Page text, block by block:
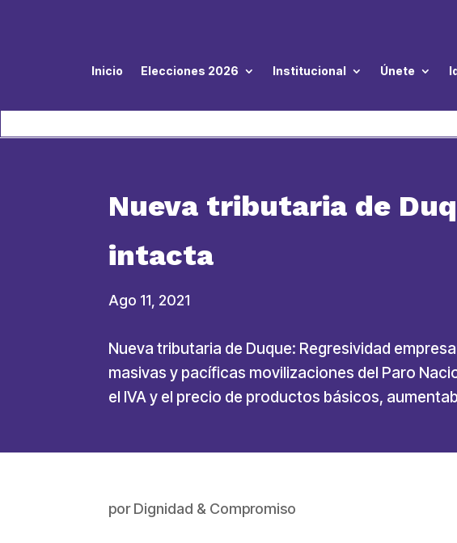
Inicio Elecciones 2026 Institucional Únete
Nueva tributaria de
intacta
Ago 11, 2021
Nueva tributaria de Duque: Regresividad
masivas y pacíficas movilizaciones del Paro
el IVA y el precio de productos básicos,
porDignidad & Compromiso